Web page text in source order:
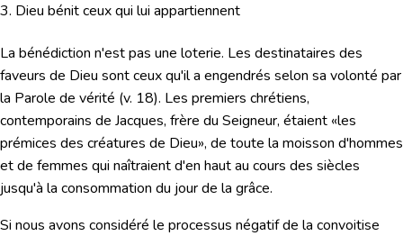
3. Dieu bénit ceux qui lui appartiennent
La bénédiction n'est pas une loterie. Les destinataires des
faveurs de Dieu sont ceux qu'il a engendrés selon sa volonté par
la Parole de vérité (v. 18). Les premiers chrétiens,
contemporains de Jacques, frère du Seigneur, étaient «les
prémices des créatures de Dieu», de toute la moisson d'hommes
et de femmes qui naîtraient d'en haut au cours des siècles
jusqu'à la consommation du jour de la grâce.
Si nous avons considéré le processus négatif de la convoitise